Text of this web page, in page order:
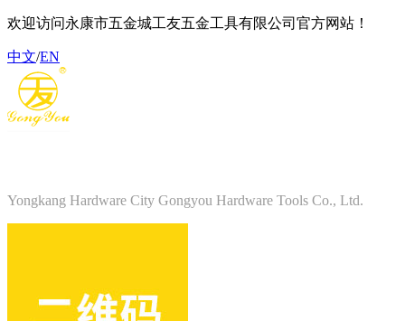
欢迎访问永康市五金城工友五金工具有限公司官方网站！
中文/EN
Yongkang Hardware City Gongyou Hardware Tools Co., Ltd.